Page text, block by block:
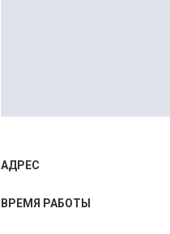
АДРЕС
ВРЕМЯ РАБОТЫ